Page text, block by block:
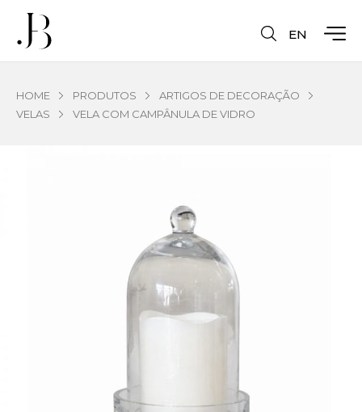
EN
HOME PRODUTOS
ARTIGOS DE DECORAÇÃO
VELAS
VELA COM CAMPÂNULA DE VIDRO